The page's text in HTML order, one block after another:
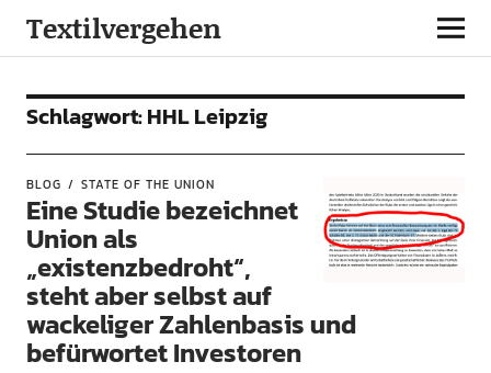
Textilvergehen
Schlagwort:HHL Leipzig
BLOG STATE OF THE UNION
Eine Studie bezeichnet
Union als
„existenzbedroht“,
steht aber selbst auf
wackeliger Zahlenbasis und
befürwortet Investoren